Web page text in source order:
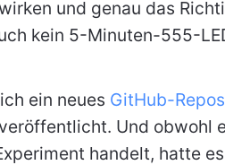
und genau das
kein 5-Minuten-555-
ein neues GitHub-
Und obwohl
handelt, hatte